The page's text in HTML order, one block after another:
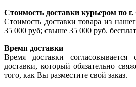
Стоимость доставки курьером по
Стоимость доставки товара из
35 000 руб; свыше 35 000 руб.
Время доставки
Время доставки
доставки, который обязательно
того, как Вы разместите свой заказ.